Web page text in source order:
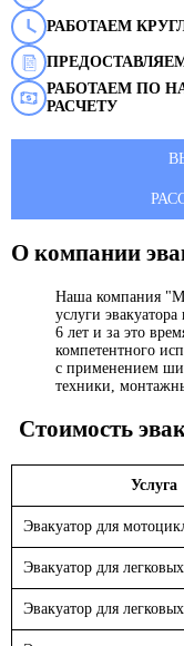
РАБОТАЕМ
РАБОТАЕМ ПО
РАСЧЕТУ
О компании
Наша компания
услуги
6 лет и за это
компетентного
с применением
техники,
Стоимость
Услуга
Эвакуатор для
Эвакуатор для
Эвакуатор для